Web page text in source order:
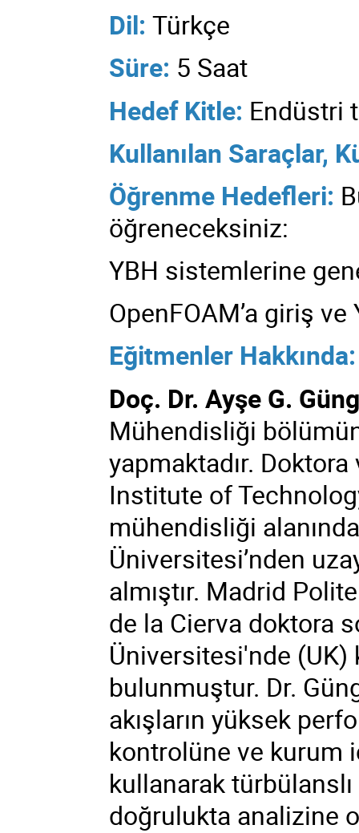
Dil: Türkçe
Süre: 5 Saat
Hedef Kitle: Endüstri
Kullanılan Saraçlar,
Öğrenme Hedefleri:
öğreneceksiniz:
YBH sistemlerine
OpenFOAM’a giriş
Eğitmenler Hakkında:
Doç. Dr. Ayşe G.
Mühendisliği
yapmaktadır.
Institute of
mühendisliği
Üniversitesi’nden
almıştır. Madrid
de la Cierva doktora
Üniversitesi'nde
bulunmuştur. Dr.
akışların yüksek
kontrolüne ve kurum
kullanarak
doğrulukta analizine